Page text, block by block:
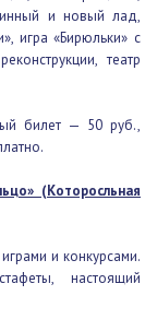
«Прощай, зима!
на старинный и
землю грели», игра
исторической
билет — 50 руб.,
кольцо»
играми и
эстафеты,